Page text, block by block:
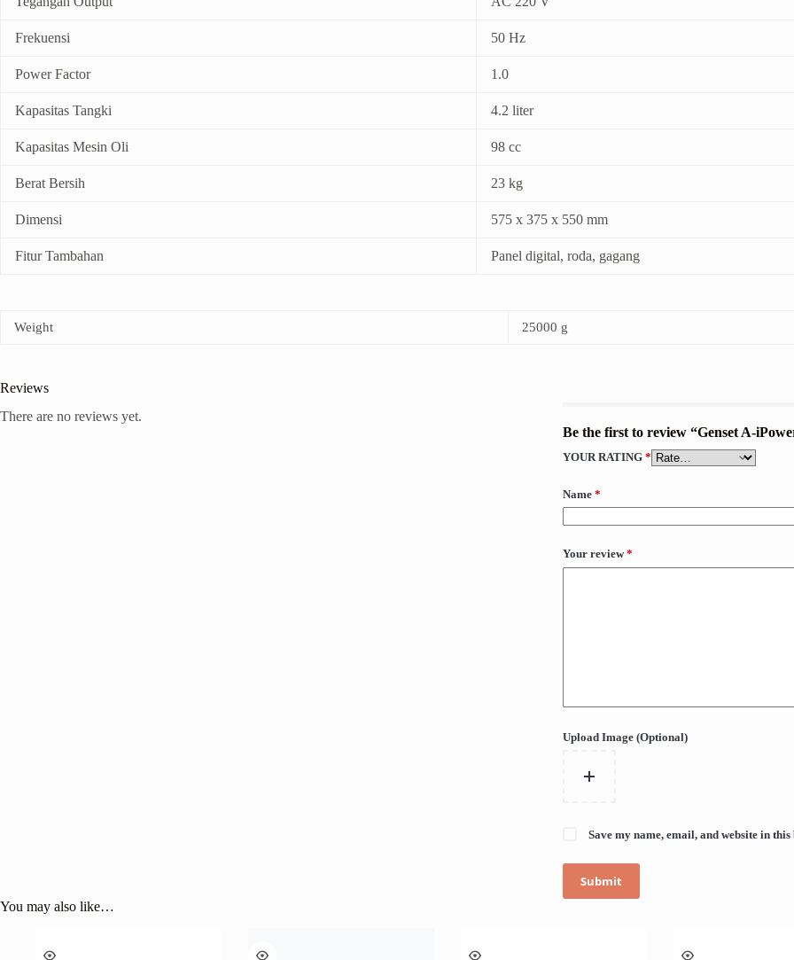
Frekuensi 50 Hz
Power Factor 1.0
Kapasitas Tangki 4.2 liter
Kapasitas Mesin Oli 98 cc
Berat Bersih 23 kg
Dimensi 575 x 375 x 550 mm
Fitur Tambahan Panel digital, roda, gagang
Weight 25000 g
Reviews
There are no reviews yet.
Be the first to review “Genset A-
YOUR RATING*
Name *
Your review*
Upload Image (Optional)
Save my name, email, and website in
Submit
You may also like…